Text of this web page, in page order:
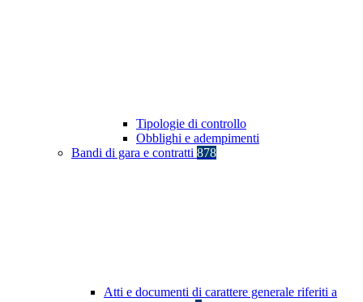
Tipologie di controllo
Obblighi e adempimenti
Bandi di gara e contratti 878
Atti e documenti di carattere generale riferiti a